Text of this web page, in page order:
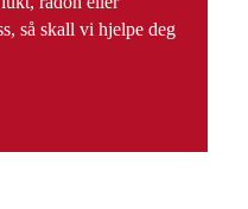
så skall vi hjelpe deg